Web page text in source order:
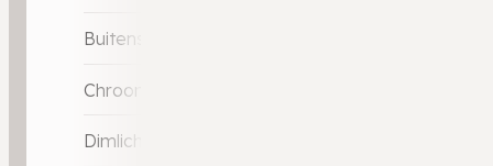
Buitenspiegels verwarmbaar
Chroom delen exterieur
Dimlichten automatisch